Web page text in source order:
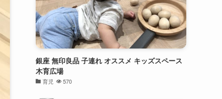
銀座 無印良品 子連れ オススメ キッズスペース
木育広場
育児 570